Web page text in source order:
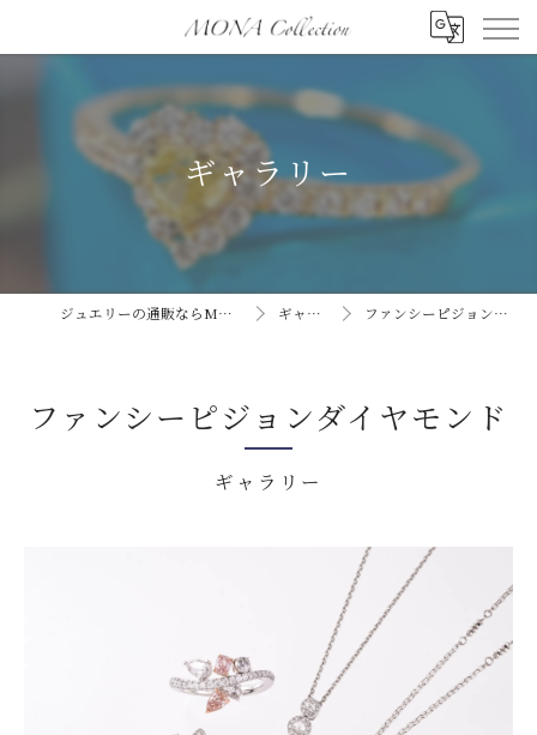
ギャラリー
ジュエリーの通販ならMONA collection ギャラリー ファンシーピジョンダイヤモンド
ギャラリー
ファンシーピジョンダイヤモンド